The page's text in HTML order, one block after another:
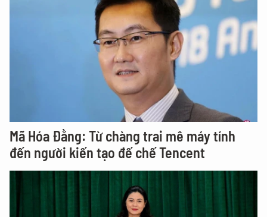
Mã Hóa Đằng: Từ chàng trai mê máy tính
đến người kiến tạo đế chế Tencent